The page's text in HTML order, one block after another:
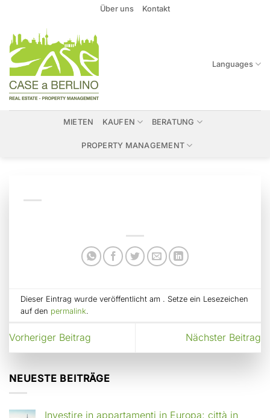
springen
Über uns Kontakt
Languages
MIETEN KAUFEN BERATUNG
PROPERTY MANAGEMENT
Dieser Eintrag wurde veröffentlicht am . Setze ein Lesezeichen
auf den permalink.
Vorheriger Beitrag Nächster Beitrag
NEUESTE BEITRÄGE
Investire in appartamenti in Europa: città in